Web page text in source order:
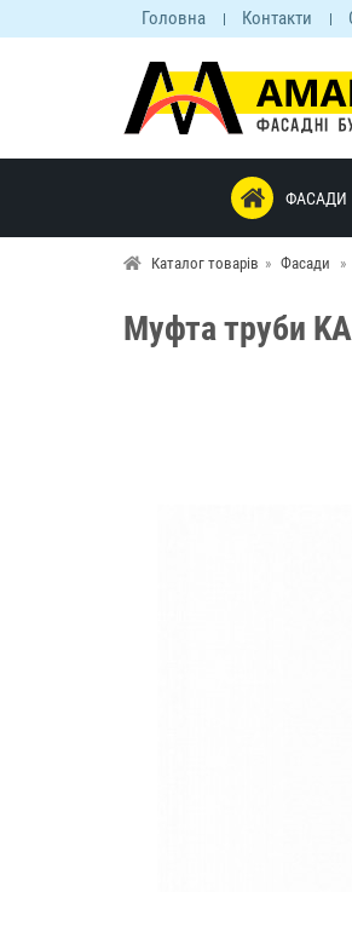
Головна Контакти
ФАСАДИ
Каталог товарів Фасади
Муфта труби